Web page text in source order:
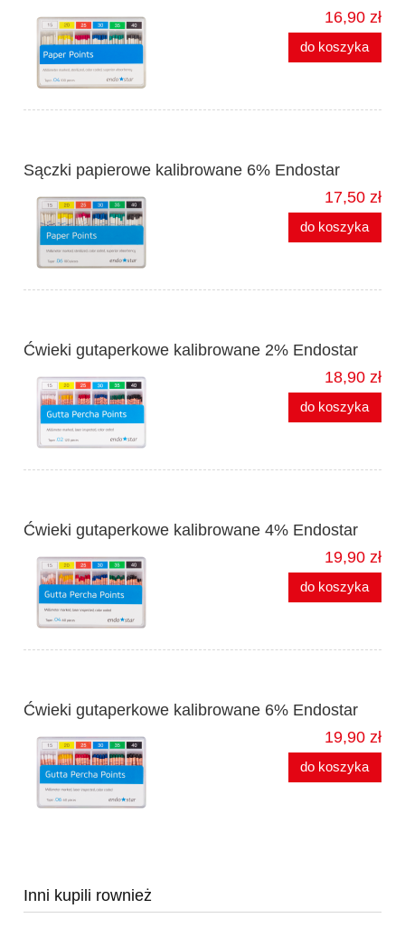
16,90 zł
do koszyka
Sączki papierowe kalibrowane 6% Endostar
17,50 zł
do koszyka
Ćwieki gutaperkowe kalibrowane 2% Endostar
18,90 zł
do koszyka
Ćwieki gutaperkowe kalibrowane 4% Endostar
19,90 zł
do koszyka
Ćwieki gutaperkowe kalibrowane 6% Endostar
19,90 zł
do koszyka
Inni kupili rownież